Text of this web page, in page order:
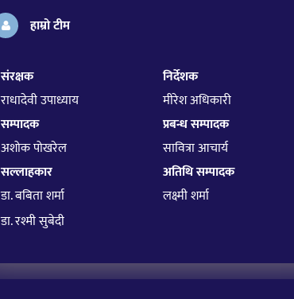
हाम्रो टीम
संरक्षक
राधादेवी उपाध्याय
सम्पादक
अशोक पोखरेल
सल्लाहकार
डा. बबिता शर्मा
डा. रश्मी सुबेदी
निर्देशक
मीरेश अधिकारी
प्रबन्ध सम्पादक
सावित्रा आचार्य
अतिथि सम्पादक
लक्ष्मी शर्मा